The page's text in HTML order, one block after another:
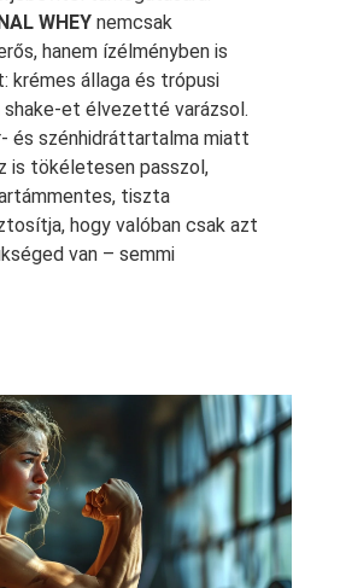
WHEY nemcsak
hanem ízélményben is
krémes állaga és trópusi
shake-et élvezetté varázsol.
és szénhidráttartalma miatt
is tökéletesen passzol,
tiszta
hogy valóban csak azt
van – semmi